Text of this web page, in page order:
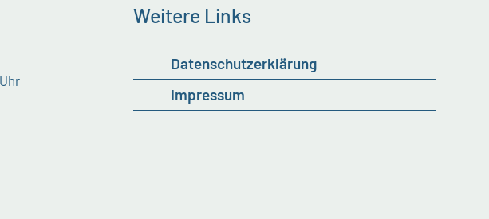
Weitere Links
Datenschutzerklärung
Impressum